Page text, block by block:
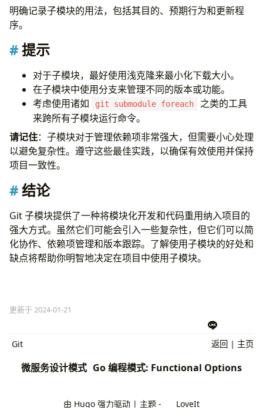
明确记录子模块的用法，包括其目的、预期行为和更新程
序。
提示
对于子模块，最好使用浅克隆来最小化下载大小。
在子模块中使用分支来管理不同的版本或功能。
考虑使用诸如
git submodule foreach
之类的工具
来跨所有子模块运行命令。
请记住：子模块对于管理依赖项非常强大，但需要小心处理
以避免复杂性。遵守这些最佳实践，以确保有效使用并保持
项目一致性。
结论
Git 子模块提供了一种将模块化开发和代码重用纳入项目的
强大方式。虽然它们可能会引入一些复杂性，但它们可以简
化协作、依赖项管理和版本跟踪。了解使用子模块的好处和
缺点将帮助你明智地决定在项目中使用子模块。
更新于 2024-01-21
Git 返回 | 主页
微服务设计模式 Go 编程模式: Functional Options
由 Hugo强力驱动 | 主题 -
LoveIt